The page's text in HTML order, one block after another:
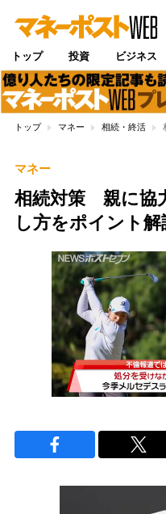
トップ 投資 ビジネス
トップ マネー 相続・終活
マネー
相続対策 親に協
し方をポイント解